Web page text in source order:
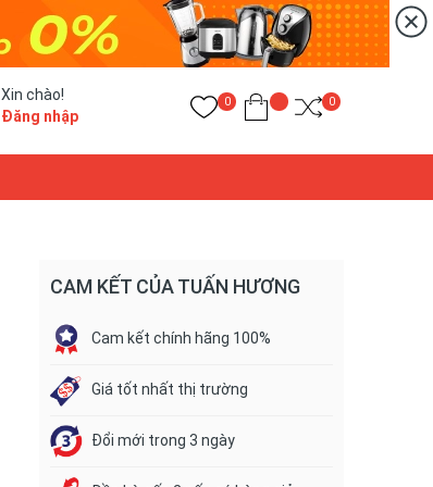
Xin chào!
Đăng nhập
0 0
CAM KẾT CỦA TUẤN HƯƠNG
Cam kết chính hãng 100%
Giá tốt nhất thị trường
Đổi mới trong 3 ngày